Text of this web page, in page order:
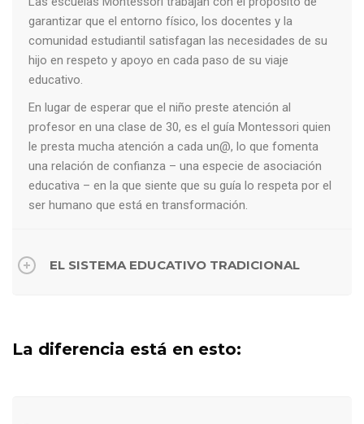
garantizar que el entorno físico, los docentes y la
comunidad estudiantil satisfagan las necesidades de su
hijo en respeto y apoyo en cada paso de su viaje
educativo.
En lugar de esperar que el niño preste atención al
profesor en una clase de 30, es el guía Montessori quien
le presta mucha atención a cada un@, lo que fomenta
una relación de confianza – una especie de asociación
educativa – en la que siente que su guía lo respeta por el
ser humano que está en transformación.
EL SISTEMA EDUCATIVO TRADICIONAL
La diferencia está en esto: